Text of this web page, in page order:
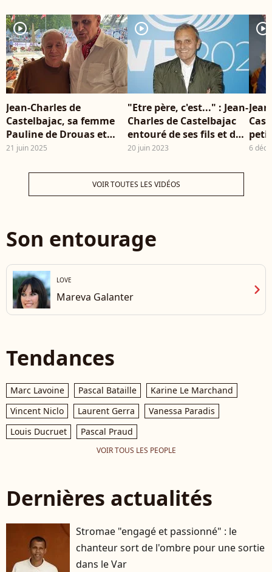
Anne-Sophie Guebey /
Bestimage
player2
Jean-Charles de
Castelbajac, sa femme
Pauline de Drouas et
Jean Todt Les célébrités
Paris, France, le 20 juin
2025 ©Jean-Baptiste
21 juin 2025
player2
"Etre père, c'est..." : Jean-
Charles de Castelbajac
entouré de ses fils et de
son adorable Eugenie,
20 juin 2023
player2
6
VOIR TOUTES LES VIDÉOS
Son entourage
LOVE
Mareva Galanter chevron_right
Tendances
Marc Lavoine Pascal Bataille
Karine Le Marchand
Vincent Niclo
Laurent Gerra
Vanessa Paradis
Louis Ducruet
Pascal Praud
VOIR TOUS LES PEOPLE
Dernières actualités
Stromae "engagé et passionné" : le
chanteur sort de l'ombre pour une sortie
dans le Var